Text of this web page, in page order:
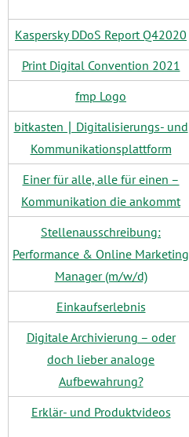
Kaspersky DDoS Report Q42020
Print Digital Convention 2021
fmp Logo
bitkasten ∣ Digitalisierungs- und
Kommunikationsplattform
Einer für alle, alle für einen –
Kommunikation die ankommt
Stellenausschreibung:
Performance & Online Marketing
Manager (m/w/d)
Einkaufserlebnis
Digitale Archivierung – oder
doch lieber analoge
Aufbewahrung?
Erklär- und Produktvideos